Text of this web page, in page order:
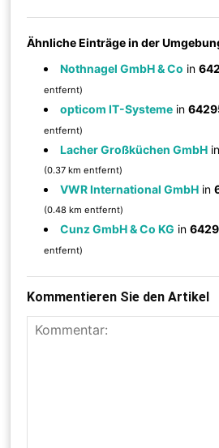
Ähnliche Einträge in der
Nothnagel GmbH & Co in
entfernt)
opticom IT-Systeme in
entfernt)
Lacher Großküchen GmbH
(0.37 km entfernt)
VWR International GmbH in
(0.48 km entfernt)
Cunz GmbH & Co KG in
entfernt)
Kommentieren Sie den Artikel